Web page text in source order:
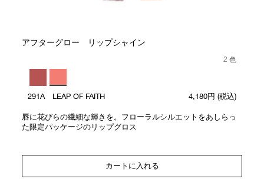
アフターグロー リップシャイン
2 色
291A LEAP OF FAITH 4,180円 (税込)
唇に花びらの繊細な輝きを。フローラルシルエットをあしらっ
た限定パッケージのリップグロス
カートに入れる